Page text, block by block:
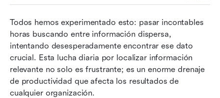
Todos hemos experimentado esto: pasar incontables
horas buscando entre información dispersa,
intentando desesperadamente encontrar ese dato
crucial. Esta lucha diaria por localizar información
relevante no solo es frustrante; es un enorme drenaje
de productividad que afecta los resultados de
cualquier organización.
de conocimientos interna
Características esenciales que toda base de
conocimiento interna debe incluir
Cómo crear una base de conocimiento interna:
tu plan paso a paso